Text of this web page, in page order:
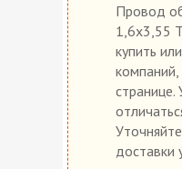
Провод
1,6х3,55
купить
компаний,
странице.
доставки